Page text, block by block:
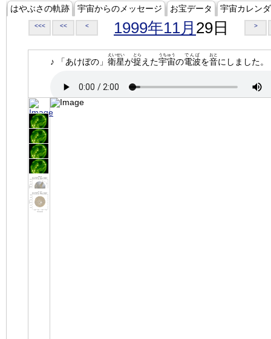
はやぶさの軌跡 宇宙からのメッセージ お宝データ 宇宙カレン
<<< << < 1999年11月 29日 >
♪ 「あけぼの」 衛星
えいせい
が捉
とら
えた宇宙
うちゅう
の電波
でんぱ
を音
おと
にしました。